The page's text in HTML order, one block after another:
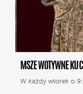
MSZE WOTYWNE KU
W każdy wtorek o